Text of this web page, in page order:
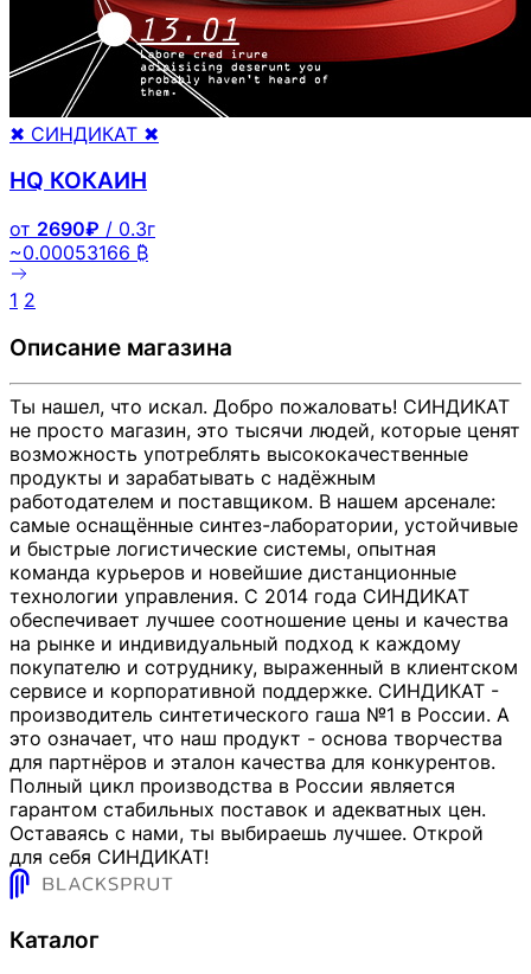
✖ СИНДИКАТ ✖
HQ КОКАИН
от 2690₽ / 0.3г
~0.00053166 ₿
1 2
Описание магазина
Ты нашел, что искал. Добро пожаловать! СИНДИКАТ
не просто магазин, это тысячи людей, которые ценят
возможность употреблять высококачественные
продукты и зарабатывать с надёжным
работодателем и поставщиком. В нашем арсенале:
самые оснащённые синтез-лаборатории, устойчивые
и быстрые логистические системы, опытная
команда курьеров и новейшие дистанционные
технологии управления. С 2014 года СИНДИКАТ
обеспечивает лучшее соотношение цены и качества
на рынке и индивидуальный подход к каждому
покупателю и сотруднику, выраженный в клиентском
сервисе и корпоративной поддержке. СИНДИКАТ -
производитель синтетического гаша №1 в России. А
это означает, что наш продукт - основа творчества
для партнёров и эталон качества для конкурентов.
Полный цикл производства в России является
гарантом стабильных поставок и адекватных цен.
Оставаясь с нами, ты выбираешь лучшее. Открой
для себя СИНДИКАТ!
Каталог